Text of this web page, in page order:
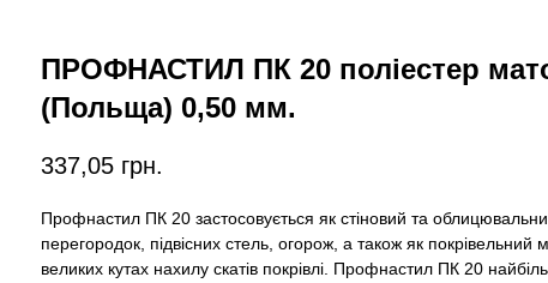
ПРОФНАСТИЛ ПК 20 поліестер
(Польща) 0,50 мм.
337,05 грн.
Профнастил ПК 20 застосовується як стіновий та
перегородок, підвісних стель, огорож, а також як покрівельний
великих кутах нахилу скатів покрівлі. Профнастил ПК 20